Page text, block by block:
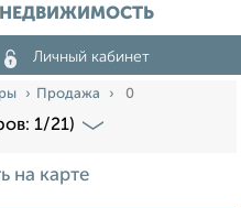
НЕДВИЖИМОСТЬ
Личный кабинет
Продажа 0
1/21)
на карте